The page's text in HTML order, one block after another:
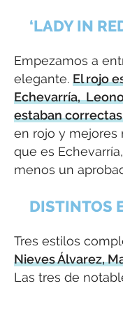
‘LADY IN
Empezamos a
elegante. El rojo
Echevarría,
estaban
en rojo y mejores
que es
menos un
DISTINTOS
Tres estilos
Nieves Álvarez,
Las tres de